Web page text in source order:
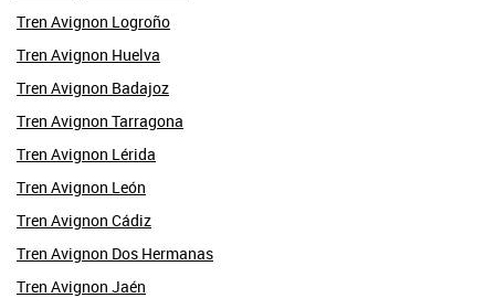
Tren Avignon Logroño
Tren Avignon Huelva
Tren Avignon Badajoz
Tren Avignon Tarragona
Tren Avignon Lérida
Tren Avignon León
Tren Avignon Cádiz
Tren Avignon Dos Hermanas
Tren Avignon Jaén